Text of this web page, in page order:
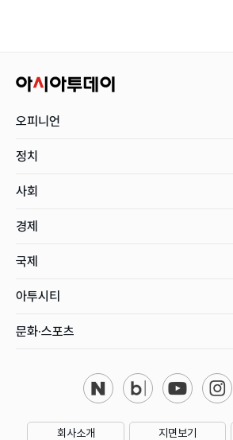
오피니언
정치
사회
경제
국제
아투시티
문화·스포츠
회사소개 지면보기